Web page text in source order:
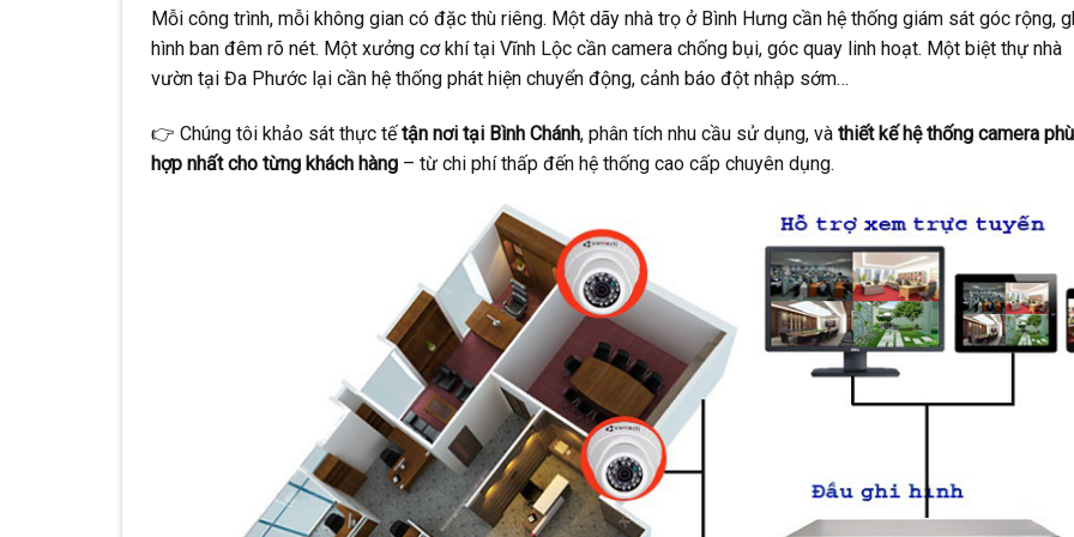
Mỗi công trình, mỗi không gian có đặc thù riêng. Một dãy nhà trọ ở Bình Hưng cần hệ thống giám sát góc rộng,
hình ban đêm rõ nét. Một xưởng cơ khí tại Vĩnh Lộc cần camera chống bụi, góc quay linh hoạt. Một biệt thự nhà
vườn tại Đa Phước lại cần hệ thống phát hiện chuyển động, cảnh báo đột nhập sớm…
👉 Chúng tôi khảo sát thực tếtận nơi tại Bình Chánh, phân tích nhu cầu sử dụng, và thiết kế hệ thống camera phù
hợp nhất cho từng khách hàng – từ chi phí thấp đến hệ thống cao cấp chuyên dụng.